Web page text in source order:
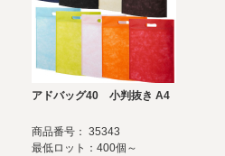
アドバッグ40 小判抜き A4
商品番号： 35343
最低ロット：400個～